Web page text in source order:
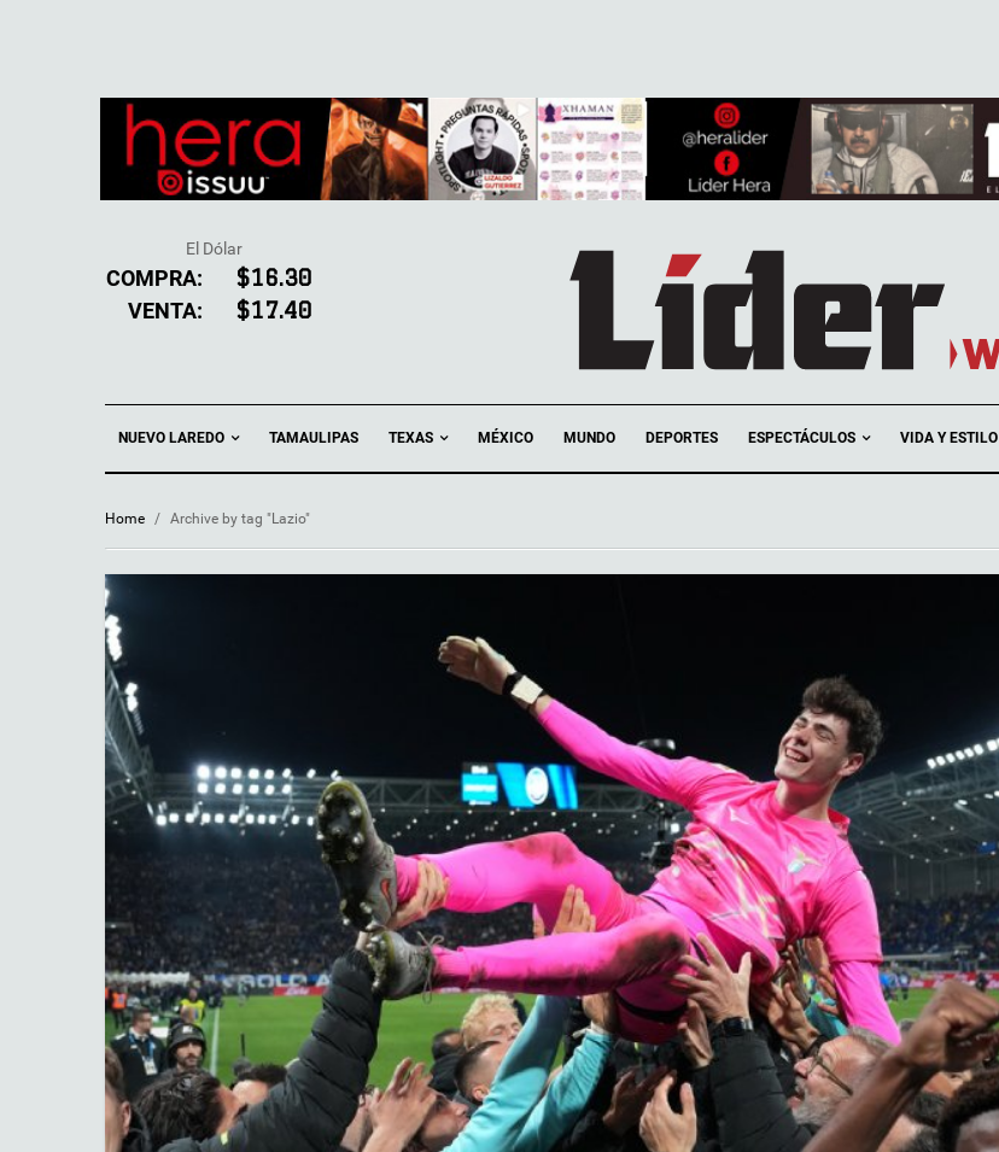
El Dólar
COMPRA: $16.30
VENTA: $17.40
NUEVO LAREDO TAMAULIPAS TEXAS MÉXICO MUNDO DEPORTES ESPECTÁCULOS VIDA Y ESTILO
Home / Archive by tag "Lazio"